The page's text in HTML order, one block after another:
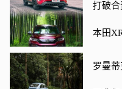
打破合
本田
罗曼